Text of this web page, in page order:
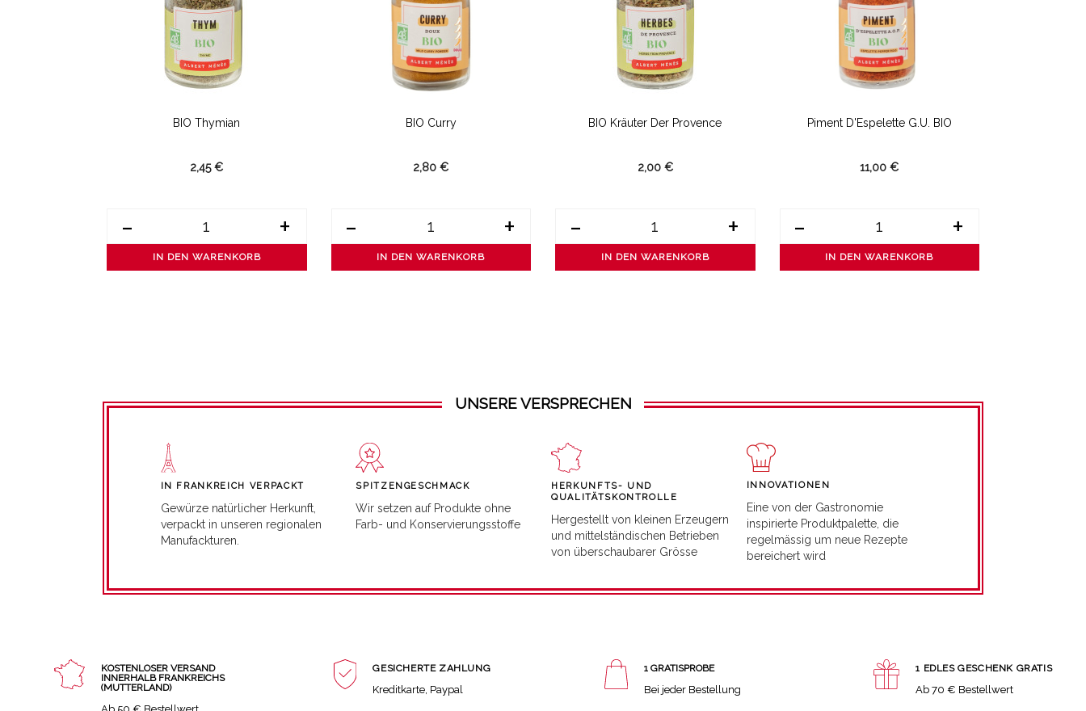
BIO Thymian
2,45 €
- +
IN DEN WARENKORB
BIO Curry
2,80 €
- +
IN DEN WARENKORB
BIO Kräuter Der Provence
2,00 €
- +
IN DEN WARENKORB
Piment D'Espelette G.U. BIO
11,00 €
- +
IN DEN WARENKORB
UNSERE VERSPRECHEN
IN FRANKREICH VERPACKT
Gewürze natürlicher Herkunft,
verpackt in unseren regionalen
Manufackturen.
SPITZENGESCHMACK
Wir setzen auf Produkte ohne
Farb- und Konservierungsstoffe
HERKUNFTS- UND
QUALITÄTSKONTROLLE
Hergestellt von kleinen Erzeugern
und mittelständischen Betrieben
von überschaubarer Grösse
INNOVATIONEN
Eine von der Gastronomie
inspirierte Produktpalette, die
regelmässig um neue Rezepte
bereichert wird
KOSTENLOSER VERSAND
INNERHALB FRANKREICHS
(MUTTERLAND)
GESICHERTE ZAHLUNG
Kreditkarte, Paypal
1 GRATISPROBE
Bei jeder Bestellung
1 EDLES GESCHENK GRATIS
Ab 70 € Bestellwert